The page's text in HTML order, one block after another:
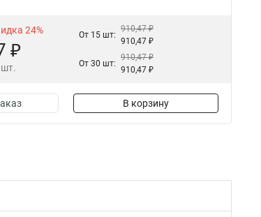
24%
₽
От 15 шт:
910,47 ₽
910,47 ₽
От 30 шт:
910,47 ₽
910,47 ₽
В корзину